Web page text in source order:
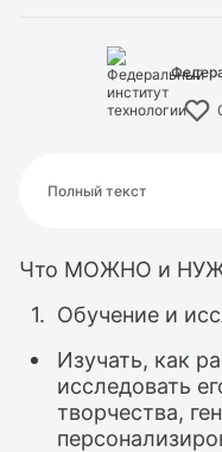
Что МОЖНО и
Обучение и
Изучать, как
исследовать
творчества,
Полный текст